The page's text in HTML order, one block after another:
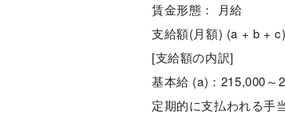
賃金形態： 月給
支給額(月額) (a + b +
[支給額の内訳]
基本給 (a)：215,000～
定期的に支払われる手